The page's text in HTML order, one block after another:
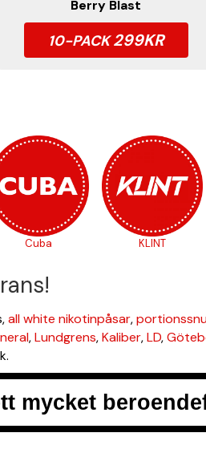
Berry Blast
10-PACK299KR
Cuba KLINT
all white nikotinpåsar,
,Lundgrens,Kaliber,LD,
mycket